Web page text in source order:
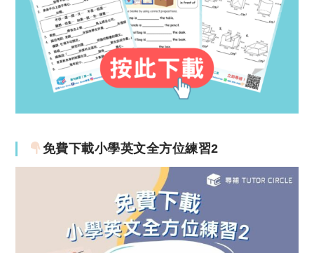
免費下載小學英文全方位練習2